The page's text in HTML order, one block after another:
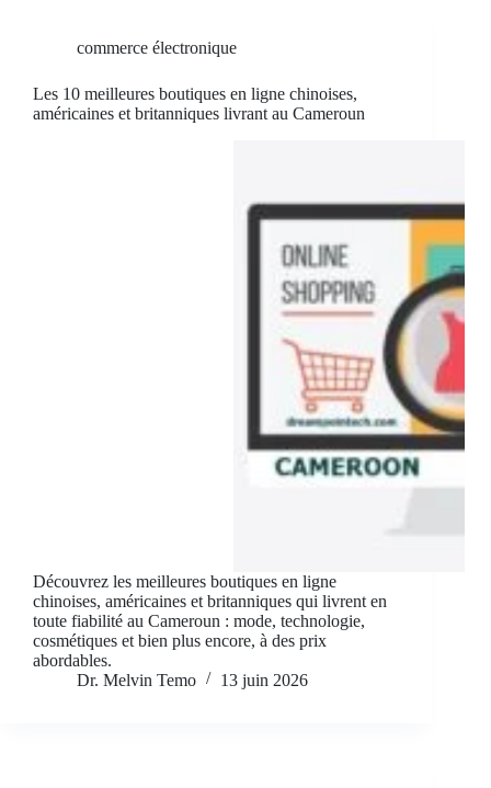
commerce électronique
Les 10 meilleures boutiques en ligne chinoises,
américaines et britanniques livrant au Cameroun
Découvrez les meilleures boutiques en ligne
chinoises, américaines et britanniques qui livrent en
toute fiabilité au Cameroun : mode, technologie,
cosmétiques et bien plus encore, à des prix
abordables.
Dr. Melvin Temo
13 juin 2026